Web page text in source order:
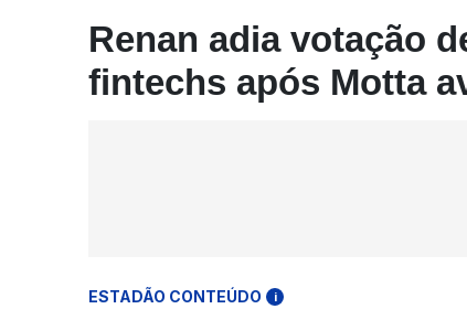
Renan adia votação
fintechs após Motta
ESTADÃO CONTEÚDO i